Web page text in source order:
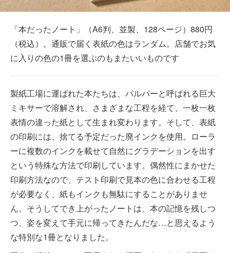
「本だったノート」（A6判、並製、128ページ）880円
（税込）。通販で届く表紙の色はランダム。店舗でお気
に入りの色の1冊を選ぶのもまたいいものです
製紙工場に運ばれた本たちは、パルパーと呼ばれる巨大
ミキサーで溶解され、さまざまな工程を経て、一枚一枚
表情の違った紙として生まれ変わります。そして、表紙
の印刷には、捨てる予定だった廃インクを使用。ローラ
ーに複数のインクを載せて自然にグラデーションを出す
という特殊な方法で印刷しています。偶然性にまかせた
印刷方法なので、テスト印刷で見本の色に合わせる工程
が必要なく、紙もインクも無駄にすることがありませ
ん。そうしてでき上がったノートは、本の記憶を残しつ
つ、姿を変えて手元に帰ってきたんだな…と思えるよう
な特別な1冊となりました。